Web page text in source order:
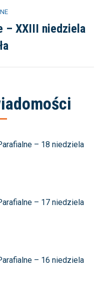
– XXIII niedziela
– 18 niedziela
– 17 niedziela
– 16 niedziela